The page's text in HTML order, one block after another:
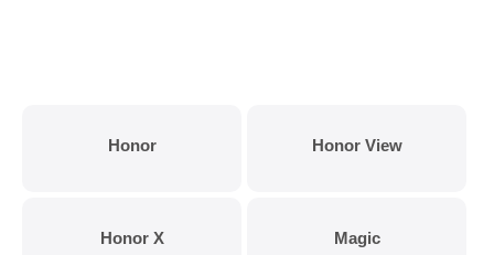
Honor Honor View
Honor X Magic